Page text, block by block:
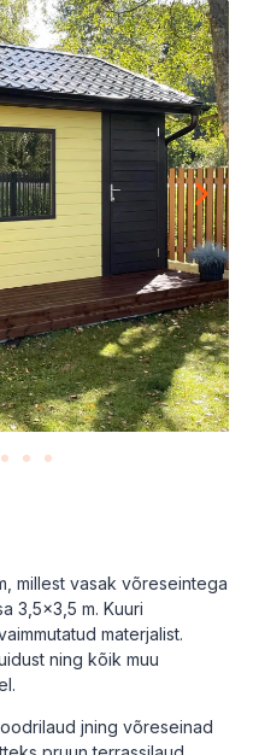
millest vasak võreseintega
3,5×3,5 m. Kuuri
materjalist.
ning kõik muu
jning võreseinad